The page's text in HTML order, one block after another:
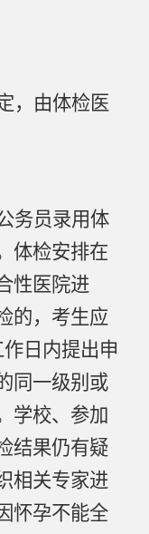
，由体检医
务员录用体
体检安排在
性医院进
的，考生应
作日内提出申
同一级别或
学校、参加
结果仍有疑
相关专家进
怀孕不能全